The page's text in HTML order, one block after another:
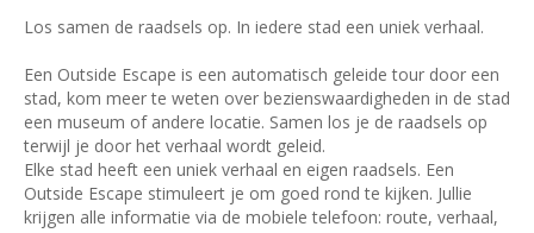
Los samen de raadsels op. In iedere stad een uniek verhaal.
Een Outside Escape is een automatisch geleide tour door een
stad, kom meer te weten over bezienswaardigheden in de stad
een museum of andere locatie. Samen los je de raadsels op
terwijl je door het verhaal wordt geleid.
Elke stad heeft een uniek verhaal en eigen raadsels. Een
Outside Escape stimuleert je om goed rond te kijken. Jullie
krijgen alle informatie via de mobiele telefoon: route, verhaal,